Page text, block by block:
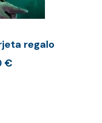
regalo
€